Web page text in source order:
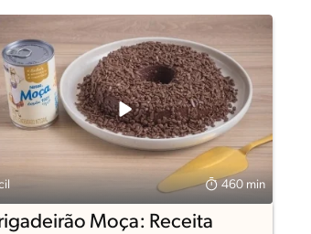
460 min
Moça: Receita